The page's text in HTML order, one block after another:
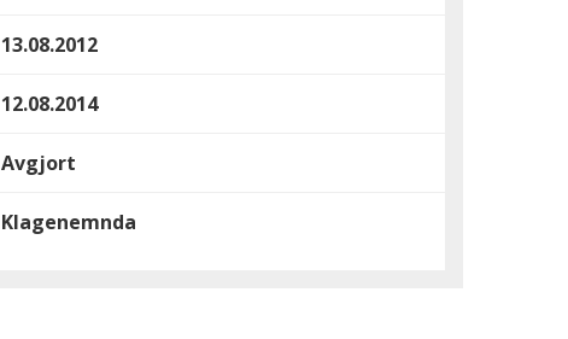
13.08.2012
12.08.2014
Avgjort
Klagenemnda